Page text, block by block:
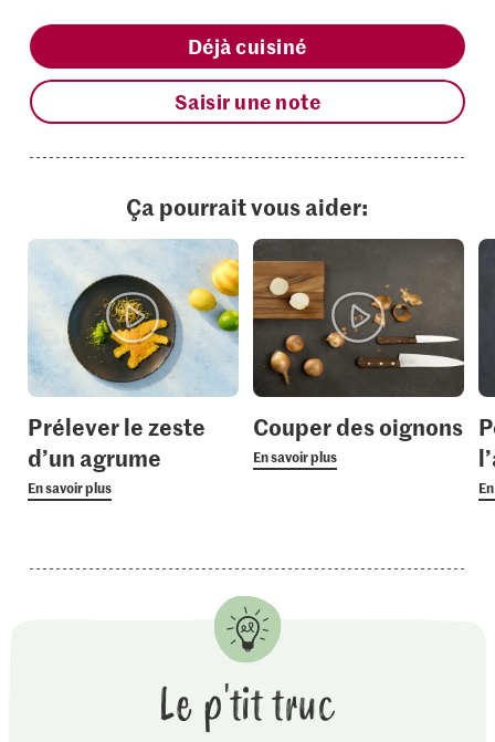
Déjà cuisiné
Saisir une note
Ça pourrait vous aider:
Prélever le zeste
d’un agrume
En savoir plus
Couper des oignons
En savoir plus
Le p'tit truc